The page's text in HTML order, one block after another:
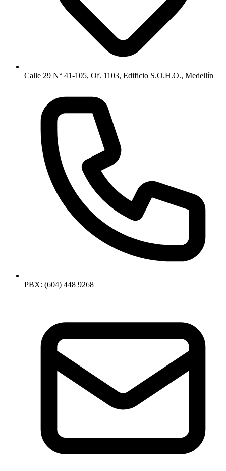
Calle 29 N° 41-105, Of. 1103, Edificio S.O.H.O., Medellín
PBX: (604) 448 9268